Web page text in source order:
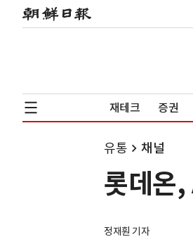
재테크 증권
유통 채널
롯데온,
정재훤 기자